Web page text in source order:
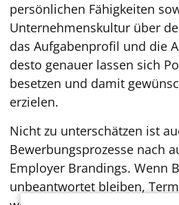
persönlichen Fähigkeiten
Unternehmenskultur über
das Aufgabenprofil und die
desto genauer lassen sich
besetzen und damit
erzielen.
Nicht zu unterschätzen ist
Bewerbungsprozesse nach
Employer Brandings. Wenn
unbeantwortet bleiben,